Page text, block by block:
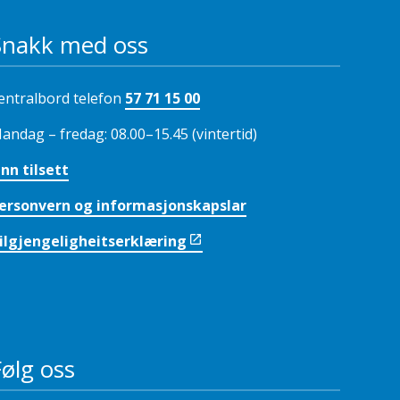
med oss
telefon 57 71 15 00
– fredag: 08.00–15.45 (vintertid)
tilsett
og informasjonskapslar
oss